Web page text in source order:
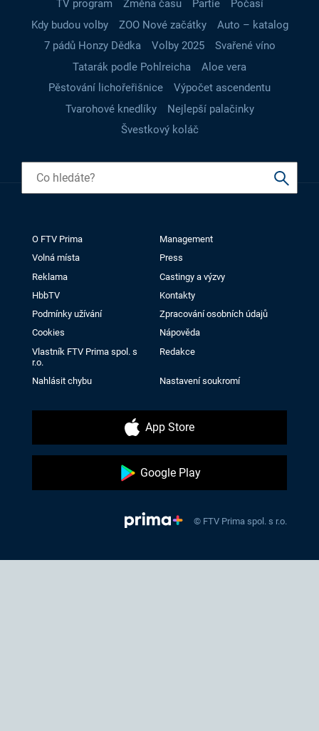
TV program
Změna času Partie
Počasí
Kdy budou volby
ZOO Nové začátky
Auto – katalog
7 pádů Honzy Dědka
Volby 2025
Svařené víno
Tatarák podle Pohlreicha
Aloe vera
Pěstování lichořeřišnice
Výpočet ascendentu
Tvarohové knedlíky
Nejlepší palačinky
Švestkový koláč
O FTV Prima
Management
Volná místa
Press
Reklama
Castingy a výzvy
HbbTV
Kontakty
Podmínky užívání
Zpracování osobních údajů
Cookies
Nápověda
Vlastník FTV Prima spol. s
r.o.
Redakce
Nahlásit chybu Nastavení soukromí
App Store
Google Play
© FTV Prima spol. s r.o.